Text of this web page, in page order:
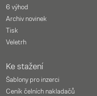
6 výhod
Archiv novinek
Tisk
Veletrh
Ke stažení
Šablony pro inzerci
Ceník čelních nakladačů